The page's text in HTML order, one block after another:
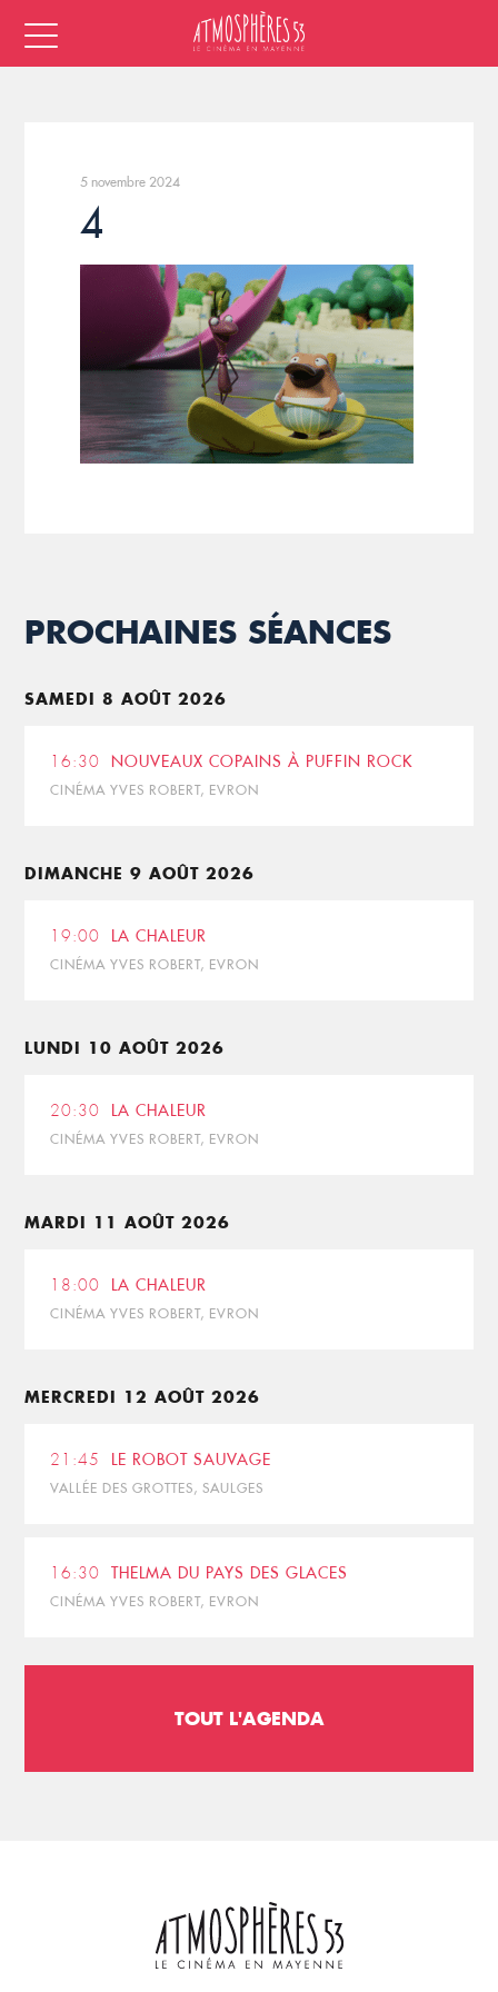
5 novembre 2024
4
PROCHAINES SÉANCES
SAMEDI 8 AOÛT 2026
16:30 NOUVEAUX COPAINS À PUFFIN ROCK
CINÉMA YVES ROBERT, EVRON
DIMANCHE 9 AOÛT 2026
19:00 LA CHALEUR
CINÉMA YVES ROBERT, EVRON
LUNDI 10 AOÛT 2026
20:30 LA CHALEUR
CINÉMA YVES ROBERT, EVRON
MARDI 11 AOÛT 2026
18:00 LA CHALEUR
CINÉMA YVES ROBERT, EVRON
MERCREDI 12 AOÛT 2026
21:45 LE ROBOT SAUVAGE
VALLÉE DES GROTTES, SAULGES
16:30 THELMA DU PAYS DES GLACES
CINÉMA YVES ROBERT, EVRON
TOUT L'AGENDA